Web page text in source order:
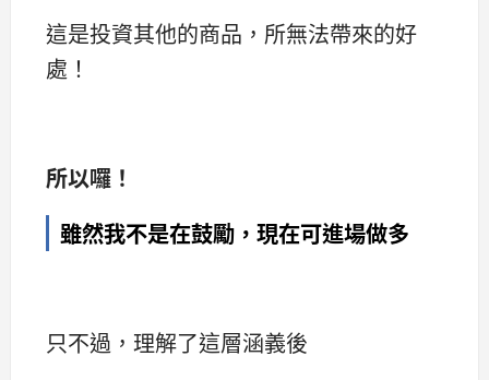
這是投資其他的商品，所無法帶來的好
處！
所以囉！
雖然我不是在鼓勵，現在可進場做多
只不過，理解了這層涵義後